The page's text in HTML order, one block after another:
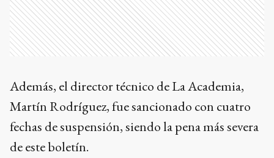
Además, el director técnico de La Academia,
Martín Rodríguez, fue sancionado con cuatro
fechas de suspensión, siendo la pena más severa
de este boletín.